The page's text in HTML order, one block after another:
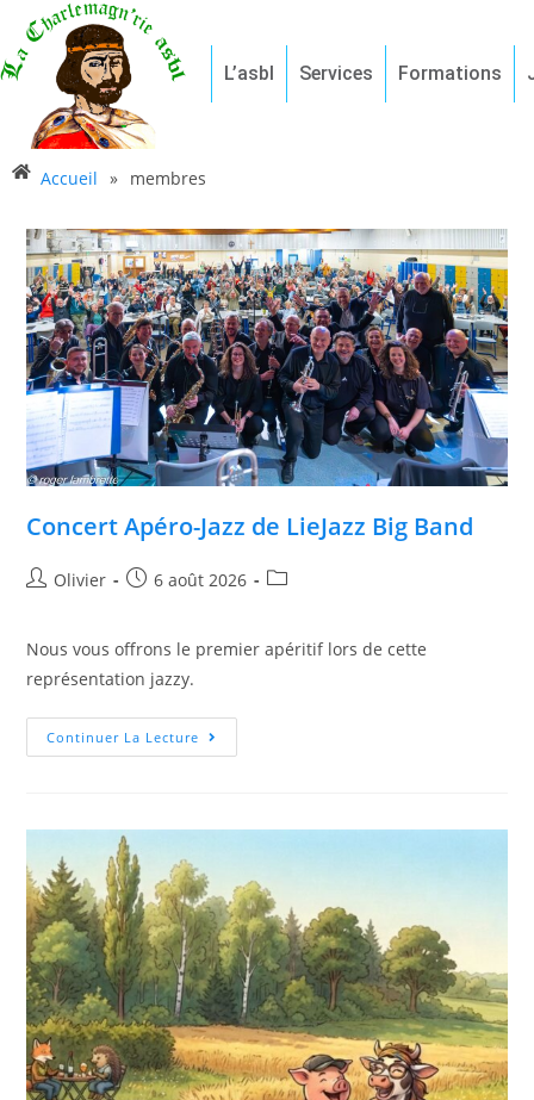
L’asbl Services Formations
Accueil » membres
Concert Apéro-Jazz de LieJazz Big Band
Olivier 6 août 2026
Nous vous offrons le premier apéritif lors de cette
représentation jazzy.
Continuer La Lecture